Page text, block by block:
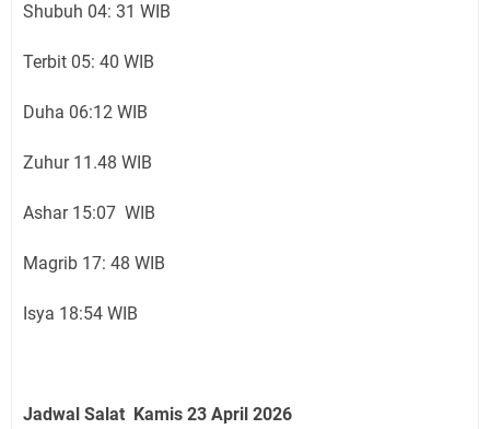
Shubuh 04: 31 WIB
Terbit 05: 40 WIB
Duha 06:12 WIB
Zuhur 11.48 WIB
Ashar 15:07 WIB
Magrib 17: 48 WIB
Isya 18:54 WIB
Jadwal Salat Kamis 23 April 2026